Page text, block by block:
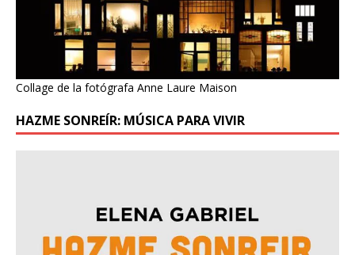
Collage de la fotógrafa Anne Laure Maison
HAZME SONREÍR: MÚSICA PARA VIVIR